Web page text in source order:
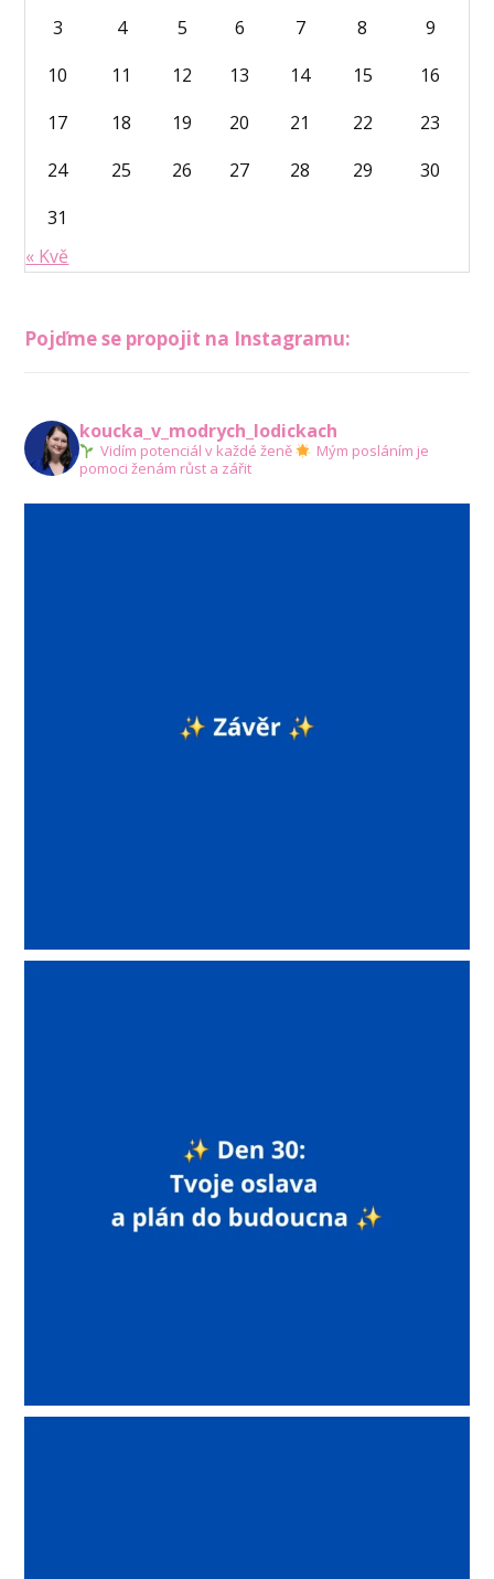
3 4 5 6 7 8
9
10
11 12 13 14 15
16
17
18 19 20 21 22
23
24
25 26 27 28 29
30
31
« Kvě
Pojďme se propojit na Instagramu:
koucka_v_modrych_lodickach
Vidím potenciál v každé ženě
Mým posláním je
pomoci ženám růst a zářit